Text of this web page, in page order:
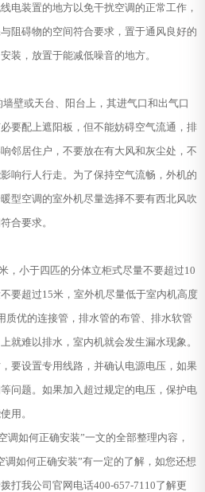
电装置的地方以免干扰空调的正常工作，
阻碍物的空间符合要求，置于通风良好的
装，放置于能减低噪音的地方。
壁或天台、阳台上，其进气口和出气口
要配上遮阳板，但不能妨碍空气流通，排
邻居住户，不要放在有大风和灰尘处，不
响行人行走。为了保持空气流畅，外机的
型空调的室外机尽量选择不要有西北风吹
合要求。
，小于四匹的分体立柜式尽量不要超过10
要超过15米，室外机尽量低于室内机高度
质优的连接管，排水管的布管、排水软管
就难以排水，室内机就会发生漏水现象。
要设置专用线路，并确认电源电压，如果
问题。如果加入超过规定的电压，保护电
用。
调如何正确安装”一文的全部整理内容，
调如何正确安装”有一定的了解，如您还想
打我公司官网电话400-657-7110了解更